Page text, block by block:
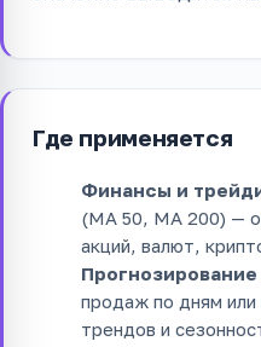
Где применяется
Финансы и
(MA 50, MA 200) —
акций, валют,
Прогнозирование
продаж по дням или
трендов и